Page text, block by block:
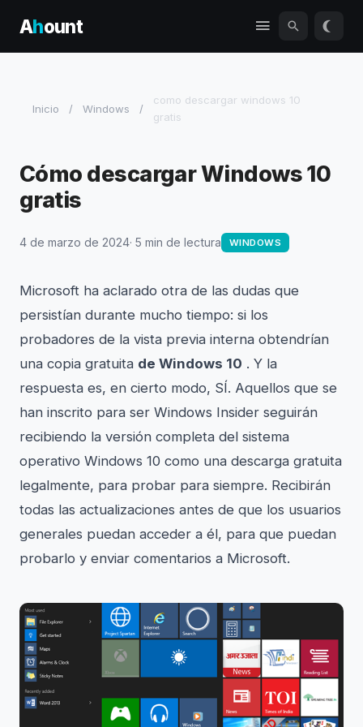
Ahount
Inicio / Windows /
como descargar windows 10
gratis
Cómo descargar Windows 10
gratis
4 de marzo de 2024· 5 min de lectura WINDOWS
Microsoft ha aclarado otra de las dudas que
persistían durante mucho tiempo: si los
probadores de la vista previa interna obtendrían
una copia gratuita de Windows 10 . Y la
respuesta es, en cierto modo, SÍ. Aquellos que se
han inscrito para ser Windows Insider seguirán
recibiendo la versión completa del sistema
operativo Windows 10 como una descarga gratuita
legalmente, para probar para siempre. Recibirán
todas las actualizaciones antes de que los usuarios
generales puedan acceder a él, para que puedan
probarlo y enviar comentarios a Microsoft.